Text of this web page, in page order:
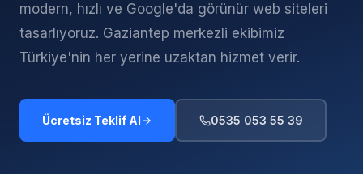
modern, hızlı ve Google'da görünür web siteleri
tasarlıyoruz. Gaziantep merkezli ekibimiz
Türkiye'nin her yerine uzaktan hizmet verir.
Ücretsiz Teklif Al 0535 053 55 39